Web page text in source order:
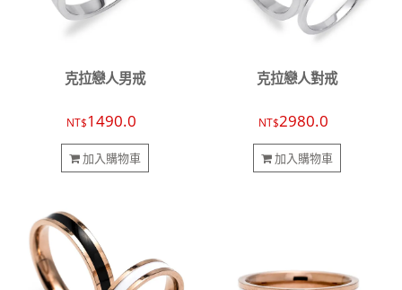
克拉戀人男戒
NT$1490.0
加入購物車
克拉戀人對戒
NT$2980.0
加入購物車